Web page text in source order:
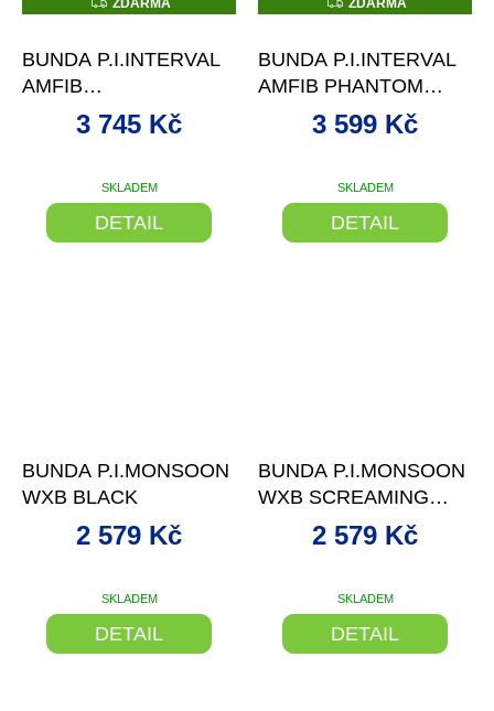
D
M
ZDARMA
BUNDA P.I.INTERVAL
AMFIB
NAVY/SCREAM.YELLOW
SKLADEM
3 745 Kč
DETAIL
D
M
A
ZDARMA
BUNDA P.I.INTERVAL
AMFIB PHANTOM
GREY
SKLADEM
3 599 Kč
DETAIL
BUNDA P.I.MONSOON
WXB BLACK
SKLADEM
2 579 Kč
DETAIL
BUNDA P.I.MONSOON
WXB SCREAMING
YELL./GREY
SKLADEM
2 579 Kč
DETAIL